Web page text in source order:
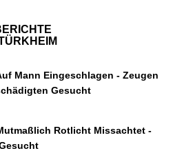
Mann Eingeschlagen - Zeugen
Gesucht
Rotlicht Missachtet -